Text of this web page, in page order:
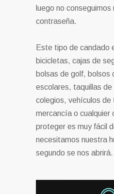
luego no conseguimos
contraseña.
Este tipo de candado
bicicletas, cajas de
bolsas de golf, bolsos
escolares, taquillas de
colegios, vehículos de
mercancía o cualquier
proteger es muy fácil
necesitamos nuestra
segundo se nos abrirá.